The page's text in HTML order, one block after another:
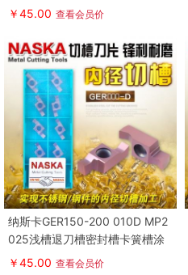
层数控刀片
￥45.00 查看会员价
纳斯卡GER150-200 010D MP2
025浅槽退刀槽密封槽卡簧槽涂
层数控刀片
￥45.00 查看会员价